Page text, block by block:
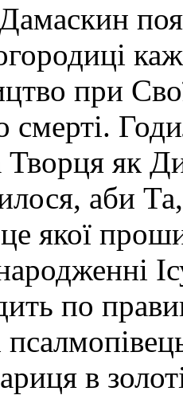
при
смерті.
Творця як
аби
якої
по
в